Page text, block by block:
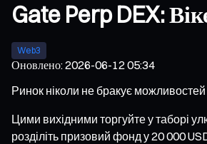
Gate Perp DEX:
Web3
Оновлено:2026-06-12 05:34
Ринок ніколи не бракує
Цими вихідними торгуйте у таборі
розділіть призовий фонд у 20 000